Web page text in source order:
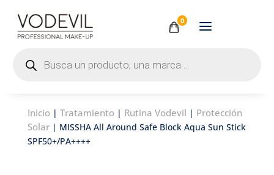
0
productos
Inicio| Tratamiento| Rutina Vodevil | Protección
Solar| MISSHA All Around Safe Block Aqua Sun Stick
SPF50+/PA++++